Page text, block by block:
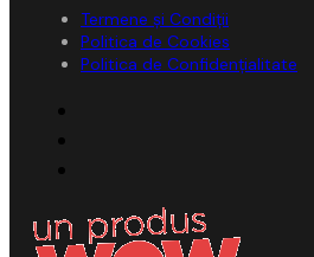
Termene și Condiții
Politica de Cookies
Politica de Confidențialitate